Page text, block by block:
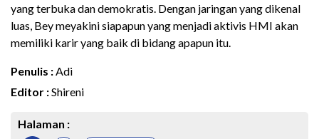
yang terbuka dan demokratis. Dengan jaringan yang dikenal
luas, Bey meyakini siapapun yang menjadi aktivis HMI akan
memiliki karir yang baik di bidang apapun itu.
Penulis : Adi
Editor :Shireni
Halaman :